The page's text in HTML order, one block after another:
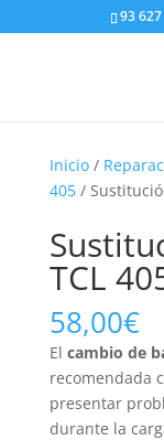
93
Inicio/
405/
TCL
58,00€
El cambio de
recomendada
presentar
durante la